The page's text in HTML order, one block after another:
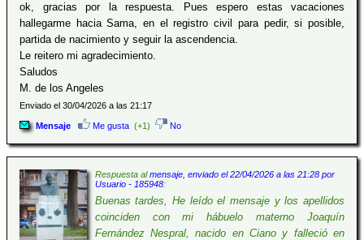
ok, gracias por la respuesta. Pues espero estas vacaciones
hallegarme hacia Sama, en el registro civil para pedir, si posible,
partida de nacimiento y seguir la ascendencia.
Le reitero mi agradecimiento.
Saludos
M. de los Angeles
Enviado el 30/04/2026 a las 21:17
Mensaje Me gusta (+1) No
Respuesta almensaje, enviado el 22/04/2026 a las 21:28 por
Usuario - 185948:
Buenas tardes, He leído el mensaje y los apellidos
coinciden con mi hábuelo materno Joaquín
Fernández Nespral, nacido en Ciano y falleció en